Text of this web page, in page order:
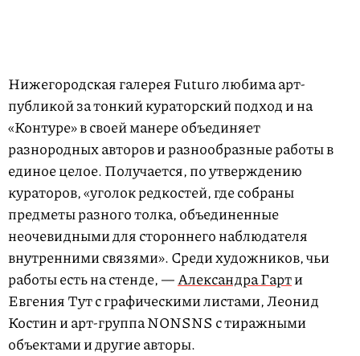
Нижегородская галерея Futuro любима арт-
публикой за тонкий кураторский подход и на
«Контуре» в своей манере объединяет
разнородных авторов и разнообразные работы в
единое целое. Получается, по утверждению
кураторов, «уголок редкостей, где собраны
предметы разного толка, объединенные
неочевидными для стороннего наблюдателя
внутренними связями». Среди художников, чьи
работы есть на стенде, —Александра Гарти
Евгения Тут с графическими листами, Леонид
Костин и арт-группа NONSNS с тиражными
объектами и другие авторы.